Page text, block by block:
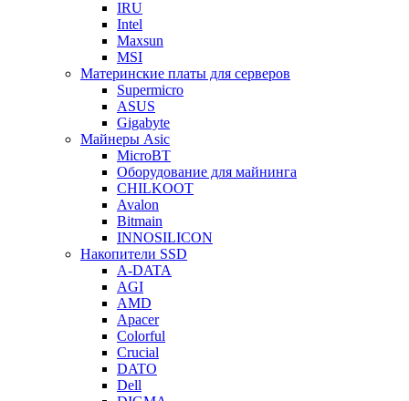
IRU
Intel
Maxsun
MSI
Материнские платы для серверов
Supermicro
ASUS
Gigabyte
Майнеры Asic
MicroBT
Оборудование для майнинга
CHILKOOT
Avalon
Bitmain
INNOSILICON
Накопители SSD
A-DATA
AGI
AMD
Apacer
Colorful
Crucial
DATO
Dell